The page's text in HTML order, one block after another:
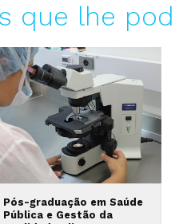
que lhe
Pós-graduação em Saúde
Pública e Gestão da